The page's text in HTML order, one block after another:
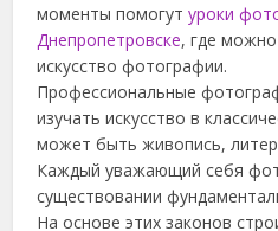
моменты помогутуроки
Днепропетровске, где
искусство фотографии.
Профессиональные
изучать искусство в
может быть живопись,
Каждый уважающий себя
существовании
На основе этих законов